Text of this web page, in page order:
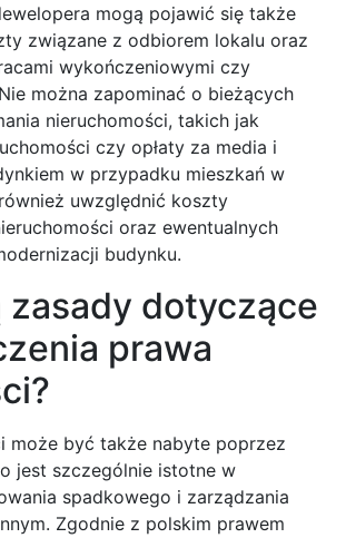
mogą pojawić się także
związane z odbiorem lokalu oraz
wykończeniowymi czy
można zapominać o bieżących
nieruchomości, takich jak
czy opłaty za media i
w przypadku mieszkań w
uwzględnić koszty
oraz ewentualnych
budynku.
zasady dotyczące
prawa
może być także nabyte poprzez
jest szczególnie istotne w
spadkowego i zarządzania
Zgodnie z polskim prawem